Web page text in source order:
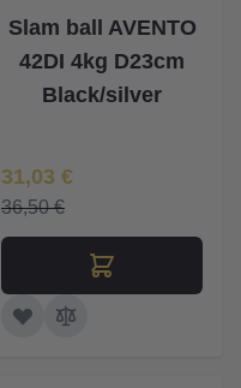
Slam ball AVENTO
42DI 4kg D23cm
Black/silver
Īpaša Cena
31,03 €
36,50 €